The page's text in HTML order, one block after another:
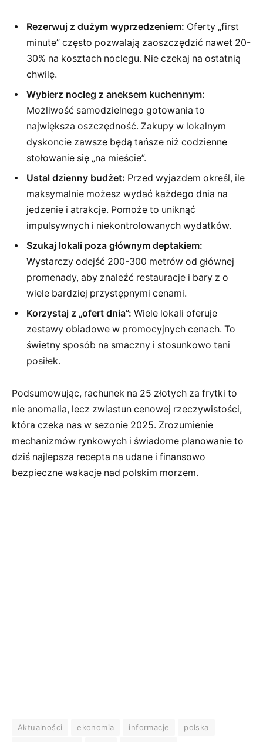
Rezerwuj z dużym wyprzedzeniem: Oferty „first
minute” często pozwalają zaoszczędzić nawet 20-
30% na kosztach noclegu. Nie czekaj na ostatnią
chwilę.
Wybierz nocleg z aneksem kuchennym:
Możliwość samodzielnego gotowania to
największa oszczędność. Zakupy w lokalnym
dyskoncie zawsze będą tańsze niż codzienne
stołowanie się „na mieście”.
Ustal dzienny budżet: Przed wyjazdem określ, ile
maksymalnie możesz wydać każdego dnia na
jedzenie i atrakcje. Pomoże to uniknąć
impulsywnych i niekontrolowanych wydatków.
Szukaj lokali poza głównym deptakiem:
Wystarczy odejść 200-300 metrów od głównej
promenady, aby znaleźć restauracje i bary z o
wiele bardziej przystępnymi cenami.
Korzystaj z „ofert dnia”: Wiele lokali oferuje
zestawy obiadowe w promocyjnych cenach. To
świetny sposób na smaczny i stosunkowo tani
posiłek.
Podsumowując, rachunek na 25 złotych za frytki to
nie anomalia, lecz zwiastun cenowej rzeczywistości,
która czeka nas w sezonie 2025. Zrozumienie
mechanizmów rynkowych i świadome planowanie to
dziś najlepsza recepta na udane i finansowo
bezpieczne wakacje nad polskim morzem.
Aktualności ekonomia informacje
polska